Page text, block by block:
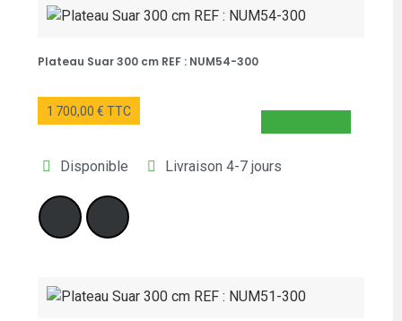
Plateau Suar 300 cm REF : NUM54-300
1 700,00 € TTC
Disponible Livraison 4-7 jours